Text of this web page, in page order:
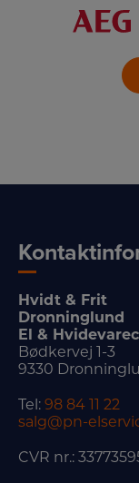
LINK
Hvidt & Frit
Dronninglund
El &
Bødkervej 1-3
9330
Tel: 98 84 11 22
salg@pn-
CVR nr.: